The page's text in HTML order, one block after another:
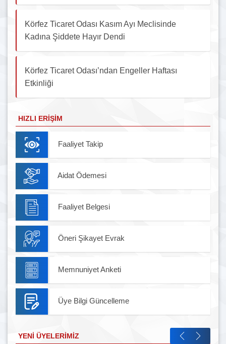
Körfez Ticaret Odası Kasım Ayı Meclisinde
Kadına Şiddete Hayır Dendi
Körfez Ticaret Odası’ndan Engeller Haftası
Etkinliği
HIZLI ERIŞIM
Faaliyet Takip
Aidat Ödemesi
Faaliyet Belgesi
Öneri Şikayet Evrak
Memnuniyet Anketi
Üye Bilgi Güncelleme
YENI ÜYELERIMIZ